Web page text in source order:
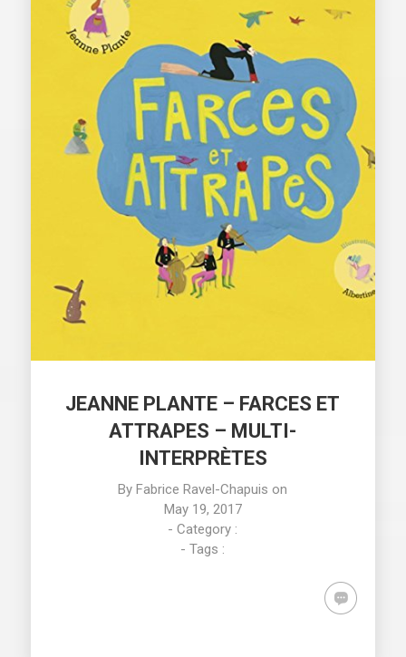
JEANNE PLANTE – FARCES ET
ATTRAPES – MULTI-
INTERPRÈTES
ByFabrice Ravel-Chapuis on
May 19, 2017
- Category :
- Tags :